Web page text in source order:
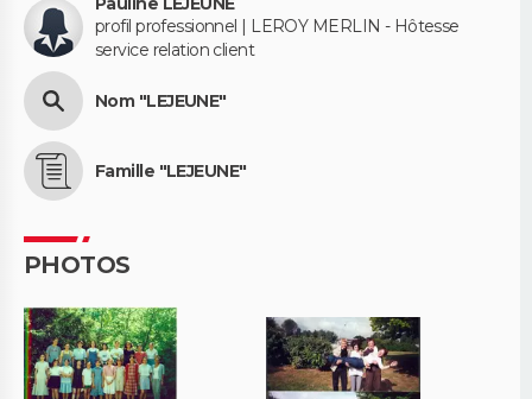
profil professionnel | LEROY MERLIN - Hôtesse
service relation client
Nom "LEJEUNE"
Famille "LEJEUNE"
PHOTOS